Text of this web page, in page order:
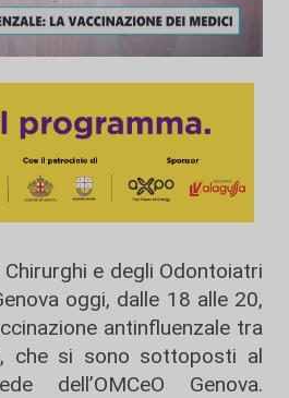
Chirurghi e degli Odontoiatri
oggi, dalle 18 alle 20,
antinfluenzale tra
che si sono sottoposti al
dell’OMCeO Genova.